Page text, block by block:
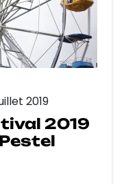
2019
2019